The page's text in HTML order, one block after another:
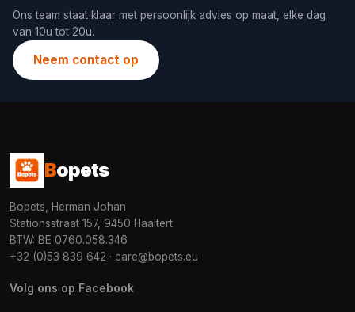
Ons team staat klaar met persoonlijk advies op maat, elke dag
van 10u tot 20u.
Neem contact op
Bopets
Bopets, Herman Johan
Stationsstraat 157, 9450 Haaltert
BTW: BE 0760.058.346
+32 (0)53 839 642 · care@bopets.eu
Volg ons op Facebook